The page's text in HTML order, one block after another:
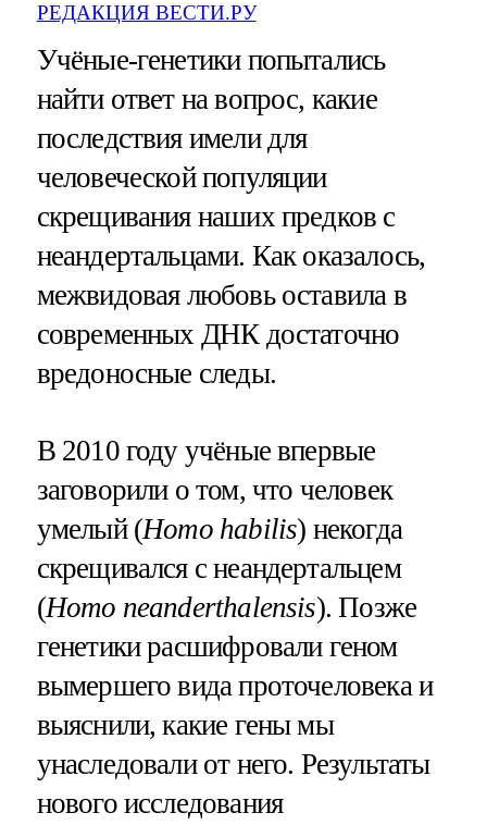
РЕДАКЦИЯ ВЕСТИ.РУ
Учёные-генетики попытались
найти ответ на вопрос, какие
последствия имели для
человеческой популяции
скрещивания наших предков с
неандертальцами. Как оказалось,
межвидовая любовь оставила в
современных ДНК достаточно
вредоносные следы.
В 2010 году учёные впервые
заговорили о том, что человек
умелый (Homo habilis) некогда
скрещивался с неандертальцем
(Homo neanderthalensis). Позже
генетики расшифровали геном
вымершего вида проточеловека и
выяснили, какие гены мы
унаследовали от него. Результаты
нового исследования